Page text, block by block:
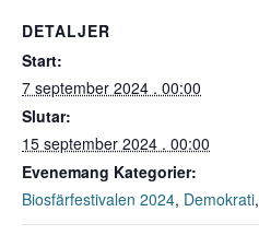
DETALJER
Start:
7 september 2024 . 00:00
Slutar:
15 september 2024 . 00:00
Evenemang Kategorier:
Biosfärfestivalen 2024, Demokrati,